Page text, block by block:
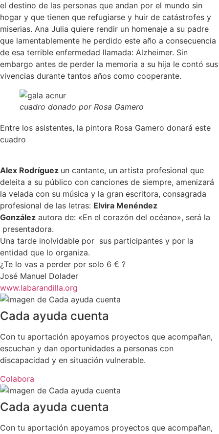
el destino de las personas que andan por el mundo sin
hogar y que tienen que refugiarse y huir de catástrofes y
miserias. Ana Julia quiere rendir un homenaje a su padre
que lamentablemente he perdido este año a consecuencia
de esa terrible enfermedad llamada: Alzheimer. Sin
embargo antes de perder la memoria a su hija le contó sus
vivencias durante tantos años como cooperante.
cuadro donado por Rosa Gamero
Entre los asistentes, la pintora Rosa Gamero donará este
cuadro
Alex Rodríguez un cantante, un artista profesional que
deleita a su público con canciones de siempre, amenizará
la velada con su música y la gran escritora, consagrada
profesional de las letras: Elvira Menéndez
González autora de: «En el corazón del océano», será la
presentadora.
Una tarde inolvidable por sus participantes y por la
entidad que lo organiza.
¿Te lo vas a perder por solo 6 € ?
José Manuel Dolader
www.labarandilla.org
Cada ayuda cuenta
Con tu aportación apoyamos proyectos que acompañan,
escuchan y dan oportunidades a personas con
discapacidad y en situación vulnerable.
Colabora
Cada ayuda cuenta
Con tu aportación apoyamos proyectos que acompañan,